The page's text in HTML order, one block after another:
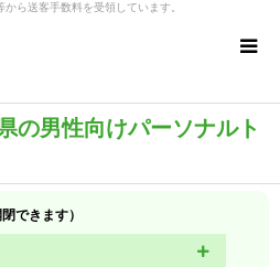
ら送客手数料を受領しています。
の男性向けパーソナルト
できます）